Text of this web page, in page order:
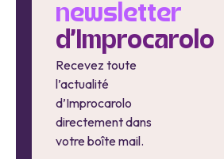
newsletter
d'Improcarolo
Recevez toute
l’actualité
d’Improcarolo
directement dans
votre boîte mail.